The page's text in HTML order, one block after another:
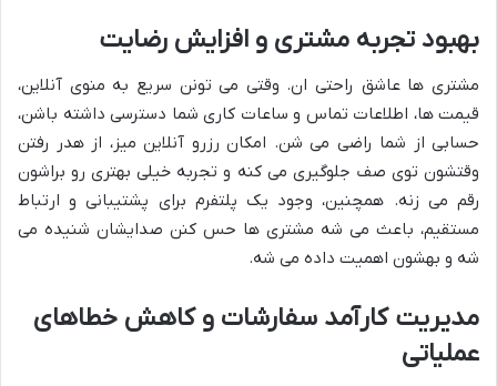
بهبود تجربه مشتری و افزایش رضایت
مشتری ها عاشق راحتی ان. وقتی می تونن سریع به منوی آنلاین،
قیمت ها، اطلاعات تماس و ساعات کاری شما دسترسی داشته باشن،
حسابی از شما راضی می شن. امکان رزرو آنلاین میز، از هدر رفتن
وقتشون توی صف جلوگیری می کنه و تجربه خیلی بهتری رو براشون
رقم می زنه. همچنین، وجود یک پلتفرم برای پشتیبانی و ارتباط
مستقیم، باعث می شه مشتری ها حس کنن صدایشان شنیده می
شه و بهشون اهمیت داده می شه.
مدیریت کارآمد سفارشات و کاهش خطاهای
عملیاتی